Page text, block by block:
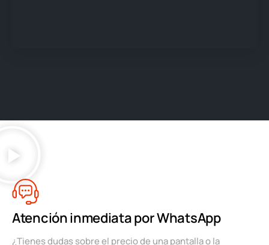
Atención inmediata por WhatsApp
¿Tienes dudas sobre el precio de una pantalla o la